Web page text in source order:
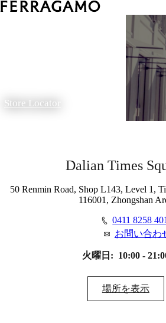
Store Locator
Dalian Times
50 Renmin Road, Shop L143, Level 1,
116001, Zhongshan
0411 8258
お問い合わ
火曜日: 10:00 -
場所を表示​